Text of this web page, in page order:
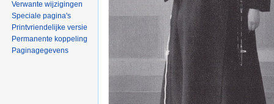
Verwante wijzigingen
Speciale pagina's
Printvriendelijke versie
Permanente koppeling
Paginagegevens